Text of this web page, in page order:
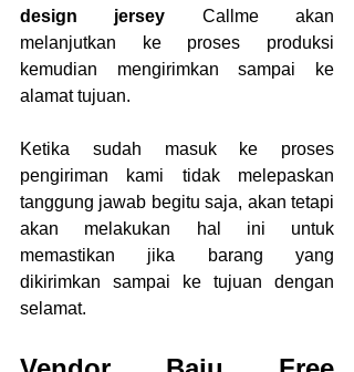
design jersey Callme akan
melanjutkan ke proses produksi
kemudian mengirimkan sampai ke
alamat tujuan.
Ketika sudah masuk ke proses
pengiriman kami tidak melepaskan
tanggung jawab begitu saja, akan tetapi
akan melakukan hal ini untuk
memastikan jika barang yang
dikirimkan sampai ke tujuan dengan
selamat.